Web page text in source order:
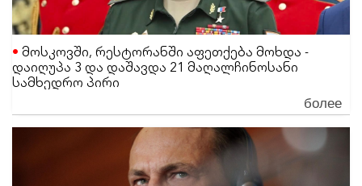
მოსკოვში, რესტორანში აფეთქება მოხდა -
დაიღუპა 3 და დაშავდა 21 მაღალჩინოსანი
სამხედრო პირი
более